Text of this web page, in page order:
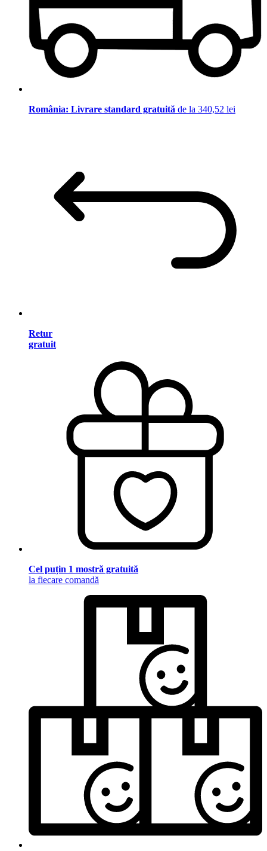
România: Livrare standard gratuită de la 340,52 lei
Retur
gratuit
Cel puțin 1 mostră gratuită
la fiecare comandă